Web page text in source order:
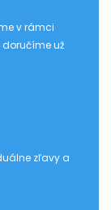
v rámci
už
zľavy a